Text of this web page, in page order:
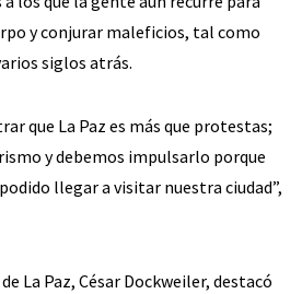
y conjurar maleficios, tal como
siglos atrás.
que La Paz es más que protestas;
y debemos impulsarlo porque
llegar a visitar nuestra ciudad”,
La Paz, César Dockweiler, destacó